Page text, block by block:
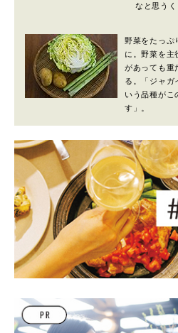
なと思うく
野菜をたっぷ
に。野菜を主
があっても重
る。「ジャガ
いう品種がこ
す」。